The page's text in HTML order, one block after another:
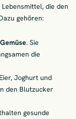
die den
gehören:
. Sie
die
Joghurt und
den Blutzucker
gesunde